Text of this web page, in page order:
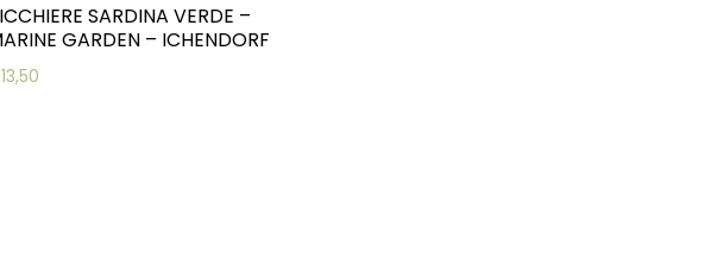
SARDINA VERDE –
GARDEN – ICHENDORF
13,50